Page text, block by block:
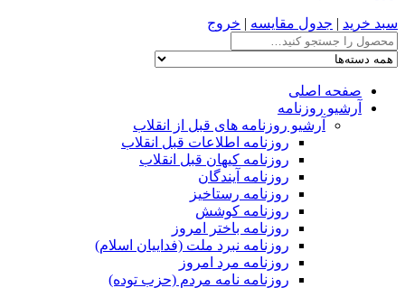
سبد خرید | جدول مقایسه | خروج
صفحه اصلی
آرشیو روزنامه
آرشیو روزنامه های قبل از انقلاب
روزنامه اطلاعات قبل انقلاب
روزنامه کیهان قبل انقلاب
روزنامه آیندگان
روزنامه رستاخیز
روزنامه کوشش
روزنامه باختر امروز
روزنامه نبرد ملت (فداییان اسلام)
روزنامه مرد امروز
روزنامه نامه مردم (حزب توده)